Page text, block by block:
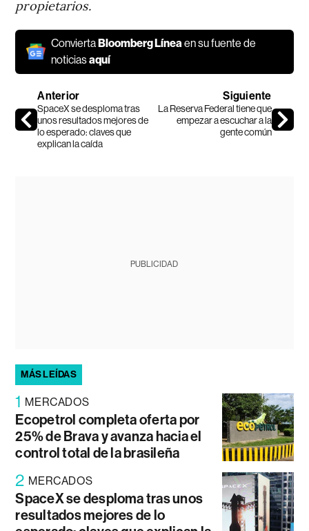
propietarios.
ConviertaBloomberg Línea en su fuente de
noticiasaquí
Anterior
SpaceX se desploma tras
unos resultados mejores de
lo esperado: claves que
explican la caída
Siguiente
La Reserva Federal tiene que
empezar a escuchar a la
gente común
PUBLICIDAD
MÁS LEÍDAS
1 MERCADOS
Ecopetrol completa oferta por
25% de Brava y avanza hacia el
control total de la brasileña
2 MERCADOS
SpaceX se desploma tras unos
resultados mejores de lo